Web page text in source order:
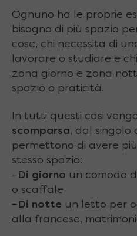
Ognuno ha le proprie
bisogno di più spazio
cose, chi necessita di
lavorare o studiare e
zona giorno e zona
spazio o praticità.
In tutti questi casi
scomparsa, dal singolo
permettono di avere
stesso spazio:
– Di giorno un comodo
o scaffale
– Di notte un letto per
alla francese,